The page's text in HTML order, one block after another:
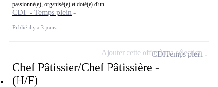
passionné(e), organisé(e) et doté(e) d'un...
CDI - Temps plein
Publié il y a 3 jours
Chef Pâtissier/Chef Pâtissière -
(H/F)
CDITemps plein
Ajouter cette offre à ma sélection